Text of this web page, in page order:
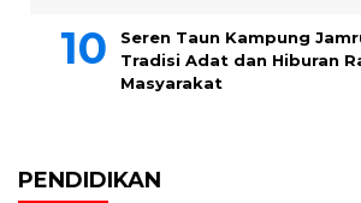
Seren Taun Kampung
Tradisi Adat dan Hiburan
Masyarakat
PENDIDIKAN